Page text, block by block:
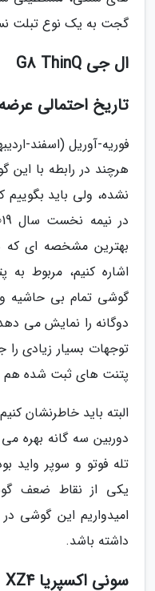
گجت به یک نوع تبلت
ال جی G8 ThinQ
تاریخ احتمالی
فوریه-آوریل (اسفند-
هرچند در رابطه با
نشده، ولی باید
بهترین مشخصه ای که
اشاره کنیم، مربوط
گوشی تمام بی حاشیه
دوگانه را نمایش می
توجهات بسیار زیادی
پتنت های ثبت شده هم
دوربین سه گانه بهره
تله فوتو و سوپر واید
یکی از نقاط ضعف
امیدواریم این گوشی
داشته باشد.
سونی اکسپریا XZ4